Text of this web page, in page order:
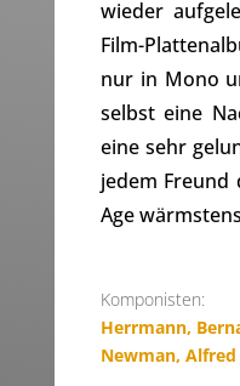
wieder
Film-
nur in Mono
selbst eine
eine sehr
jedem Freund
Age
Komponisten:
Herrmann,
Newman, Alfred